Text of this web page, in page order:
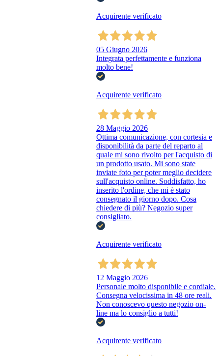
Acquirente verificato
05 Giugno 2026
Integrata perfettamente e funziona
molto bene!
Acquirente verificato
28 Maggio 2026
Ottima comunicazione, con cortesia e
disponibilità da parte del reparto al
quale mi sono rivolto per l'acquisto di
un prodotto usato. Mi sono state
inviate foto per poter meglio decidere
sull'acquisto online. Soddisfatto, ho
inserito l'ordine, che mi è stato
consegnato il giorno dopo. Cosa
chiedere di più? Negozio super
consigliato.
Acquirente verificato
12 Maggio 2026
Personale molto disponibile e cordiale.
Consegna velocissima in 48 ore reali.
Non conoscevo questo negozio on-
line ma lo consiglio a tutti!
Acquirente verificato